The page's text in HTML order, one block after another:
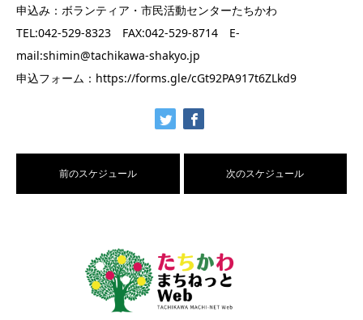
申込み：ボランティア・市民活動センターたちかわ
TEL:042-529-8323 FAX:042-529-8714 E-
mail:shimin@tachikawa-shakyo.jp
申込フォーム：https://forms.gle/cGt92PA917t6ZLkd9
前のスケジュール 次のスケジュール